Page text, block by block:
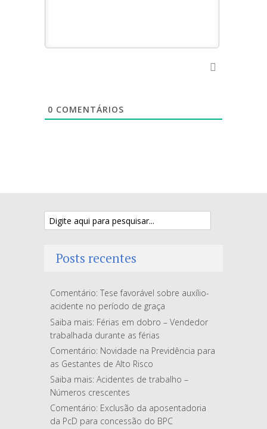
0 COMENTÁRIOS
Posts recentes
Comentário: Tese favorável sobre auxílio-
acidente no período de graça
Saiba mais: Férias em dobro – Vendedor
trabalhada durante as férias
Comentário: Novidade na Previdência para
as Gestantes de Alto Risco
Saiba mais: Acidentes de trabalho –
Números crescentes
Comentário: Exclusão da aposentadoria
da PcD para concessão do BPC